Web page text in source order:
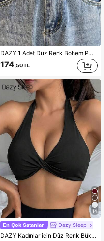
DAZY 1 Adet Düz Renk Bohem PU Deri Kemer, Mükemmel Kalite, Çok Yönlü, Kot Pantolon, Siyah, Her Mevsim, Kadın Yaz, Okul, Sonbahar, Sonbahar, Cadılar Bayramı İçin Uygun
174 ,50TL
14
En Çok Satanlar Dazy Sleep
DAZY Kadınlar için Düz Renk Bükümlü Ön Kısımlı Yarışçı Sırtlı Spor Sütyeni